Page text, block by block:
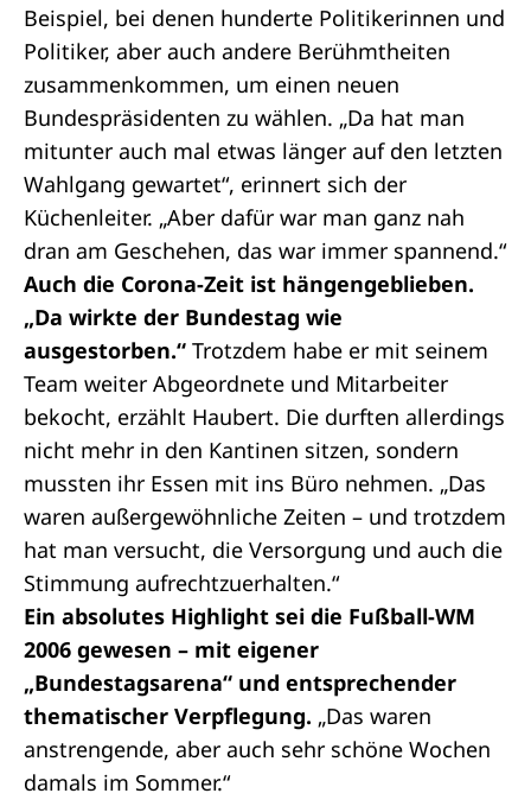
Beispiel, bei denen hunderte Politikerinnen und
Politiker, aber auch andere Berühmtheiten
zusammenkommen, um einen neuen
Bundespräsidenten zu wählen. „Da hat man
mitunter auch mal etwas länger auf den letzten
Wahlgang gewartet“, erinnert sich der
Küchenleiter. „Aber dafür war man ganz nah
dran am Geschehen, das war immer spannend.“
Auch die Corona-Zeit ist hängengeblieben.
„Da wirkte der Bundestag wie
ausgestorben.“ Trotzdem habe er mit seinem
Team weiter Abgeordnete und Mitarbeiter
bekocht, erzählt Haubert. Die durften allerdings
nicht mehr in den Kantinen sitzen, sondern
mussten ihr Essen mit ins Büro nehmen. „Das
waren außergewöhnliche Zeiten – und trotzdem
hat man versucht, die Versorgung und auch die
Stimmung aufrechtzuerhalten.“
Ein absolutes Highlight sei die Fußball-WM
2006 gewesen – mit eigener
„Bundestagsarena“ und entsprechender
thematischer Verpflegung. „Das waren
anstrengende, aber auch sehr schöne Wochen
damals im Sommer.“